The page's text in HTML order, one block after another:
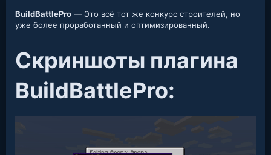
BuildBattlePro — Это всё тот же конкурс строителей, но
уже более проработанный и оптимизированный.
Скриншоты плагина
BuildBattlePro:​